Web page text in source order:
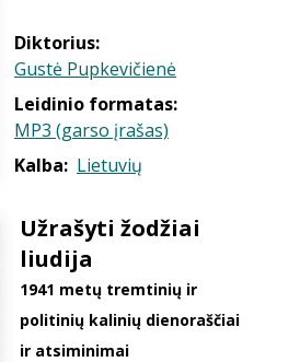
Diktorius:
Gustė Pupkevičienė
Leidinio formatas:
MP3 (garso įrašas)
Kalba: Lietuvių
Užrašyti žodžiai
liudija
1941 metų tremtinių ir
politinių kalinių dienoraščiai
ir atsiminimai